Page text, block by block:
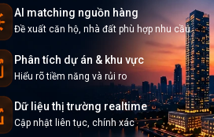
AI matching nguồn hàng
Đề xuất căn hộ, nhà đất phù hợp nhu cầu
Phân tích dự án & khu vực
Hiểu rõ tiềm năng và rủi ro
Dữ liệu thị trường realtime
Cập nhật liên tục, chính xác